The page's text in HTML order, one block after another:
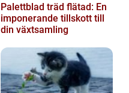
Palettblad träd flätad: En
imponerande tillskott till
din växtsamling